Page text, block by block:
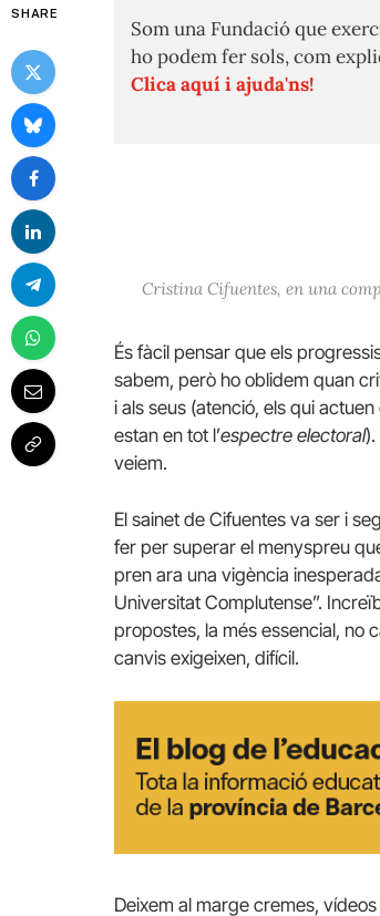
SHARE
Som una Fundació que
ho podem fer sols, com
Clica aquí i ajuda'ns!
Cristina Cifuentes, en una
És fàcil pensar que els
sabem, però ho oblidem quan
i als seus (atenció, els qui
estan en tot l’espectre electoral).
veiem.
El sainet de Cifuentes va ser i
fer per superar el menyspreu
pren ara una vigència
Universitat Complutense”.
propostes, la més essencial, no
canvis exigeixen, difícil.
Deixem al marge cremes,